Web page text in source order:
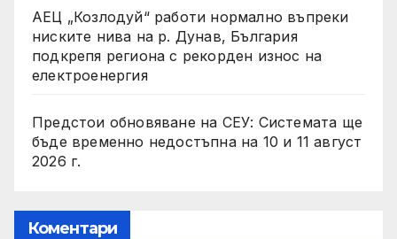
АЕЦ „Козлодуй“ работи нормално въпреки
ниските нива на р. Дунав, България
подкрепя региона с рекорден износ на
електроенергия
Предстои обновяване на СЕУ: Системата ще
бъде временно недостъпна на 10 и 11 август
2026 г.
Коментари